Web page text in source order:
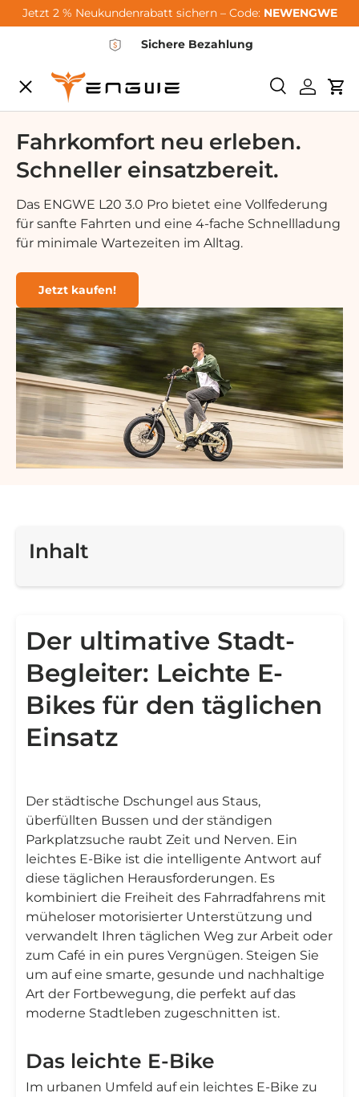
Zum Inhalt springen
Jetzt 2 % Neukundenrabatt sichern – Code: NEWENGWE
Sichere Bezahlung
Suchen
Speisekarte
City-Sale
E-Bikes
Zubehör
Community
Support
Fahrkomfort neu erleben.
Schneller einsatzbereit.
Das ENGWE L20 3.0 Pro bietet eine Vollfederung
für sanfte Fahrten und eine 4-fache Schnellladung
für minimale Wartezeiten im Alltag.
Jetzt kaufen!
Inhalt
Der ultimative Stadt-
Begleiter: Leichte E-
Bikes für den täglichen
Einsatz
Der städtische Dschungel aus Staus,
überfüllten Bussen und der ständigen
Parkplatzsuche raubt Zeit und Nerven. Ein
leichtes E-Bike ist die intelligente Antwort auf
diese täglichen Herausforderungen. Es
kombiniert die Freiheit des Fahrradfahrens mit
müheloser motorisierter Unterstützung und
verwandelt Ihren täglichen Weg zur Arbeit oder
zum Café in ein pures Vergnügen. Steigen Sie
um auf eine smarte, gesunde und nachhaltige
Art der Fortbewegung, die perfekt auf das
moderne Stadtleben zugeschnitten ist.
Das leichte E-Bike
Im urbanen Umfeld auf ein leichtes E-Bike zu